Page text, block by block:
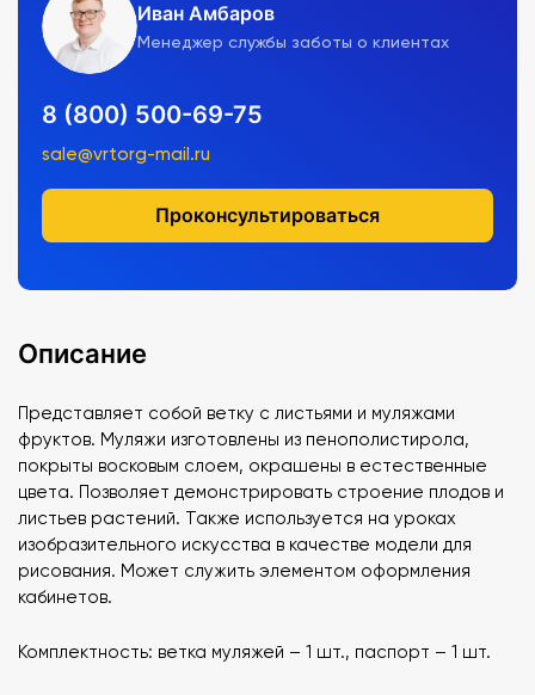
Иван Амбаров
Менеджер службы заботы о клиентах
8 (800) 500-69-75
sale@vrtorg-mail.ru
Проконсультироваться
Описание
Представляет собой ветку с листьями и муляжами
фруктов. Муляжи изготовлены из пенополистирола,
покрыты восковым слоем, окрашены в естественные
цвета. Позволяет демонстрировать строение плодов и
листьев растений. Также используется на уроках
изобразительного искусства в качестве модели для
рисования. Может служить элементом оформления
кабинетов.
Комплектность: ветка муляжей – 1 шт., паспорт – 1 шт.